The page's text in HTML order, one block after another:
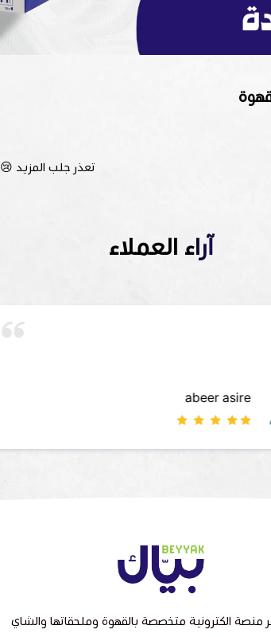
تعذر جلب المزيد 😢
آراء العملاء
abeer asire
منصة الكترونية متخصصة بالقهوة وملحقاتها والشاي